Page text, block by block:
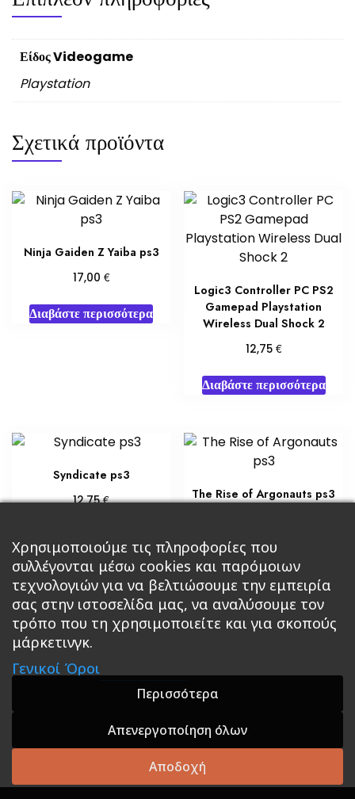
Είδος Videogame
Playstation
Σχετικά προϊόντα
Ninja Gaiden Z Yaiba ps3
17,00 €
Διαβάστε περισσότερα
Logic3 Controller PC PS2
Gamepad Playstation
Wireless Dual Shock 2
12,75 €
Διαβάστε περισσότερα
Syndicate ps3
12,75€ The Rise of Argonauts ps3
Προσθήκη στο καλάθι
Κεντρική Βιβλία
Roleplaying Games Ψυχαγωγία Εκδόσεις Βάρδος
Σε Προσφορά
A theme by GradientThemes - A theme by Gradient
Themes
Χρησιμοποιούμε τις πληροφορίες που
συλλέγονται μέσω cookies και παρόμοιων
τεχνολογιών για να βελτιώσουμε την εμπειρία
σας στην ιστοσελίδα μας, να αναλύσουμε τον
τρόπο που τη χρησιμοποιείτε και για σκοπούς
μάρκετινγκ.
Γενικοί Όροι
Περισσότερα
Απενεργοποίηση όλων
Αποδοχή